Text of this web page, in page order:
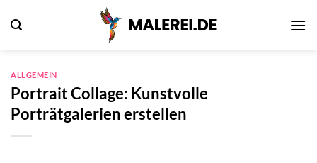
Inhalt
ALLGEMEIN
Portrait Collage: Kunstvolle
Porträtgalerien erstellen